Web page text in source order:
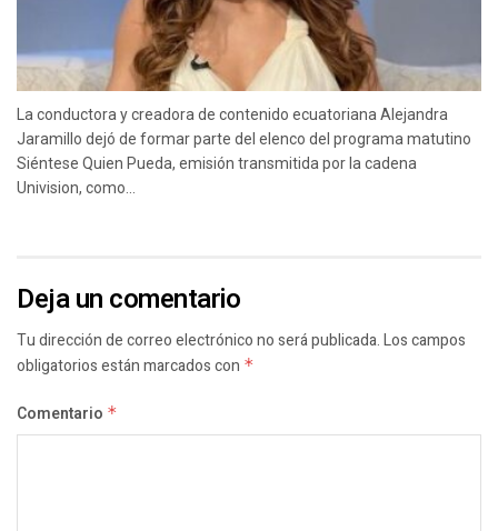
La conductora y creadora de contenido ecuatoriana Alejandra
Jaramillo dejó de formar parte del elenco del programa matutino
Siéntese Quien Pueda, emisión transmitida por la cadena
Univision, como...
Deja un comentario
Tu dirección de correo electrónico no será publicada.Los campos
obligatorios están marcados con *
Comentario *